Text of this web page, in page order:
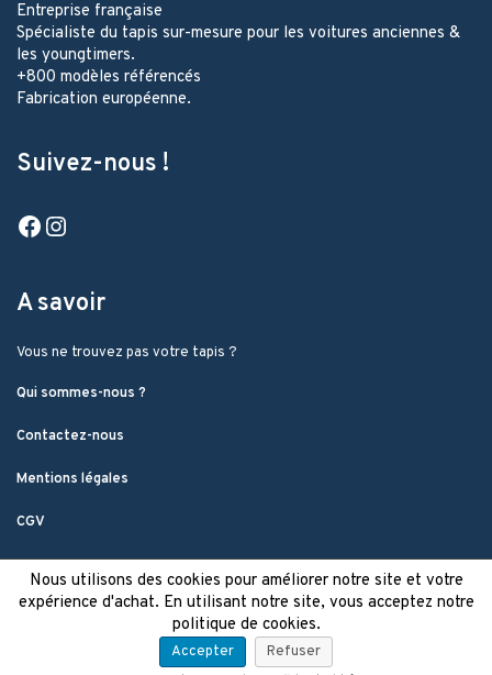
Entreprise française
Spécialiste du tapis sur-mesure pour les voitures anciennes &
les youngtimers.
+800 modèles référencés
Fabrication européenne.
Suivez-nous !
Facebook
A savoir
Vous ne trouvez pas votre tapis ?
Qui sommes-nous ?
Contactez-nous
Mentions légales
CGV
Nous utilisons des cookies pour améliorer notre site et votre
expérience d'achat. En utilisant notre site, vous acceptez notre
politique de cookies.
Accepter
Refuser